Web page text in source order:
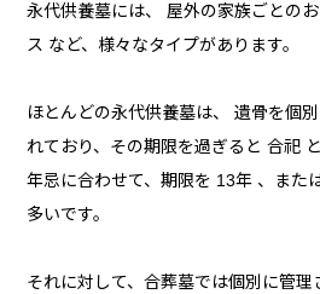
永代供養墓には、 屋外の家族ごとの
ス など、様々なタイプがあります。
ほとんどの永代供養墓は、 遺骨を個
れており、その期限を過ぎると 合祀 と
年忌に合わせて、期限を 13年 、また
多いです。
それに対して、合葬墓では個別に管理